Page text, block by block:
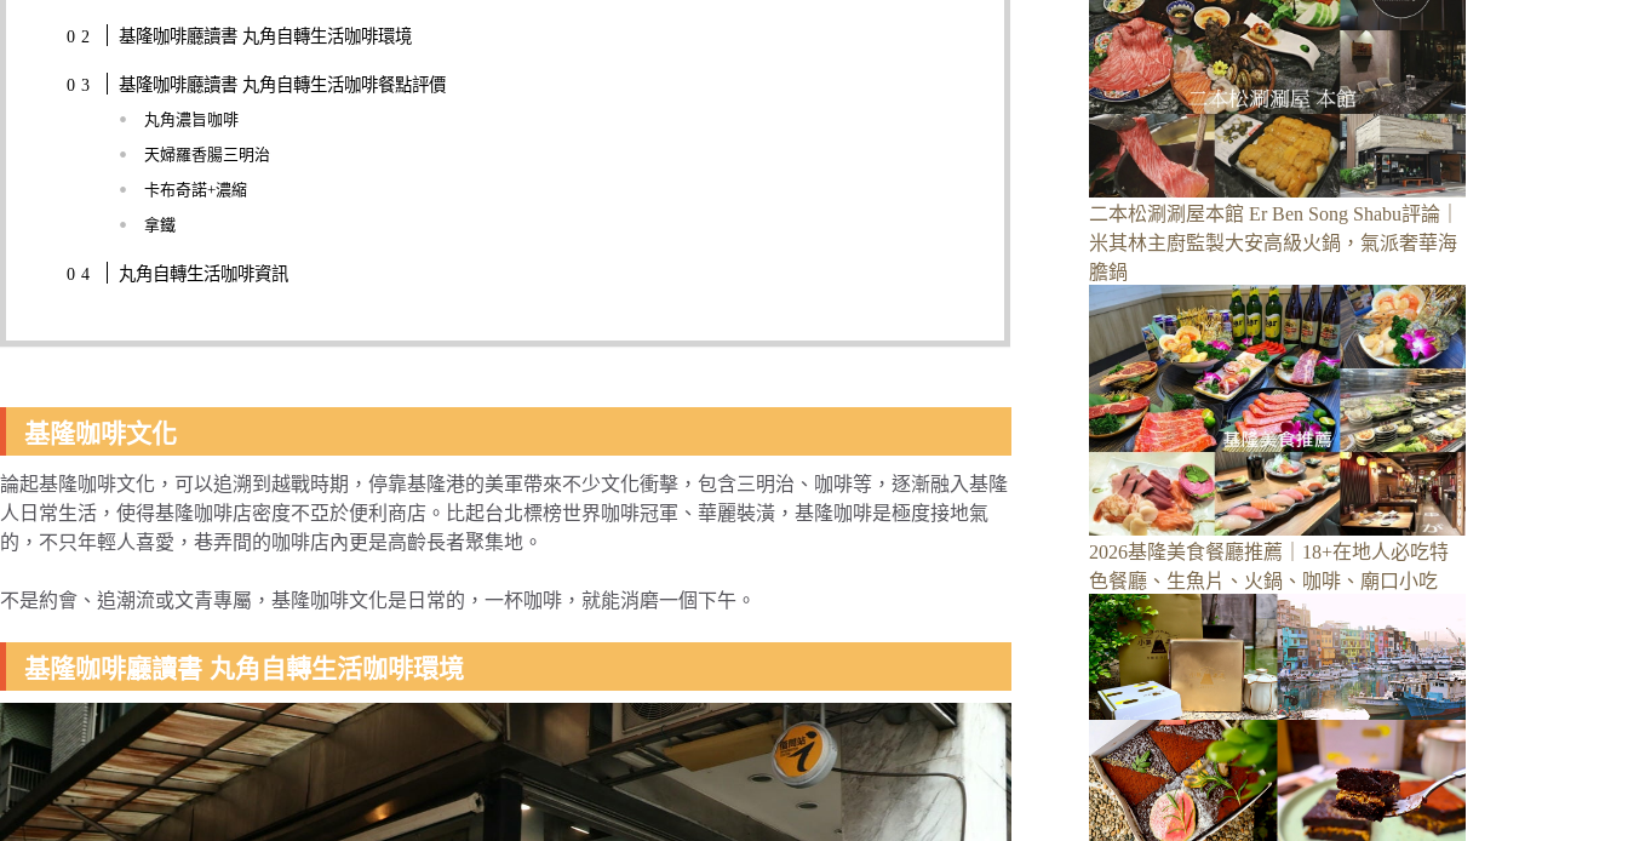
基隆咖啡廳讀書 丸角自轉生活咖啡環境
基隆咖啡廳讀書 丸角自轉生活咖啡餐點評價
丸角濃旨咖啡
天婦羅香腸三明治
卡布奇諾+濃縮
拿鐵
丸角自轉生活咖啡資訊
基隆咖啡文化
論起基隆咖啡文化，可以追溯到越戰時期，停靠基隆港的美軍帶來不少文化衝擊，包含三明治、咖啡等，逐漸融入基隆
人日常生活，使得基隆咖啡店密度不亞於便利商店。比起台北標榜世界咖啡冠軍、華麗裝潢，基隆咖啡是極度接地氣
的，不只年輕人喜愛，巷弄間的咖啡店內更是高齡長者聚集地。
不是約會、追潮流或文青專屬，基隆咖啡文化是日常的，一杯咖啡，就能消磨一個下午。
基隆咖啡廳讀書 丸角自轉生活咖啡環境
二本松涮涮屋本館 Er Ben Song Shabu評論｜
米其林主廚監製大安高級火鍋，氣派奢華海
膽鍋
2026基隆美食餐廳推薦｜18+在地人必吃特
色餐廳、生魚片、火鍋、咖啡、廟口小吃